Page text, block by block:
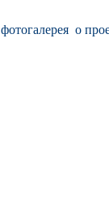
фотогалерея о